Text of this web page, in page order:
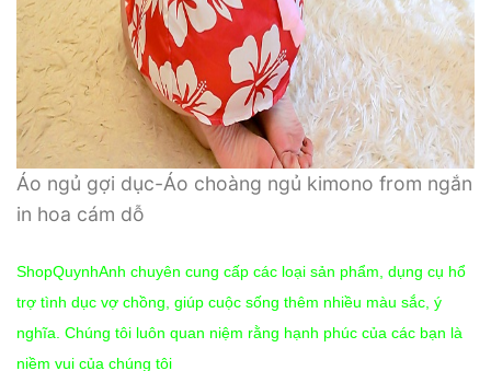
Áo ngủ gợi dục-Áo choàng ngủ kimono from ngắn
in hoa cám dỗ
ShopQuynhAnh chuyên cung cấp các loại sản phẩm, dụng cụ hổ
trợ tình dục vợ chồng, giúp cuộc sống thêm nhiều màu sắc, ý
nghĩa. Chúng tôi luôn quan niệm rằng hạnh phúc của các bạn là
niềm vui của chúng tôi